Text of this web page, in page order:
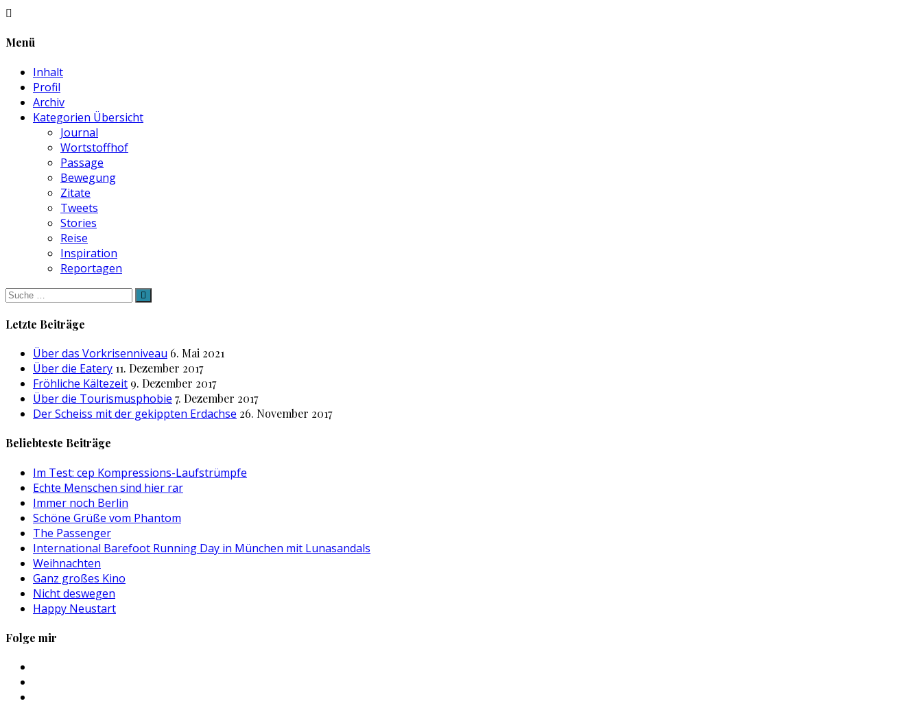
Menü
Inhalt
Profil
Archiv
Kategorien Übersicht
Journal
Wortstoffhof
Passage
Bewegung
Zitate
Tweets
Stories
Reise
Inspiration
Reportagen
Suche
nach:
Letzte Beiträge
Über das Vorkrisenniveau 6. Mai 2021
Über die Eatery 11. Dezember 2017
Fröhliche Kältezeit 9. Dezember 2017
Über die Tourismusphobie 7. Dezember 2017
Der Scheiss mit der gekippten Erdachse 26. November 2017
Beliebteste Beiträge
Im Test: cep Kompressions-Laufstrümpfe
Echte Menschen sind hier rar
Immer noch Berlin
Schöne Grüße vom Phantom
The Passenger
International Barefoot Running Day in München mit Lunasandals
Weihnachten
Ganz großes Kino
Nicht deswegen
Happy Neustart
Folge mir